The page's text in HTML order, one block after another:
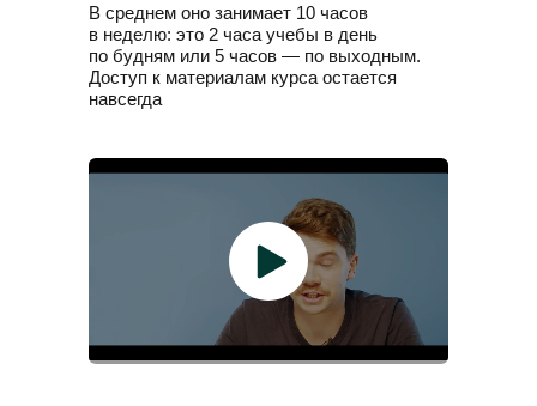
В среднем оно занимает 10 часов
в неделю: это 2 часа учебы в день
по будням или 5 часов — по выходным.
Доступ к материалам курса остается
навсегда